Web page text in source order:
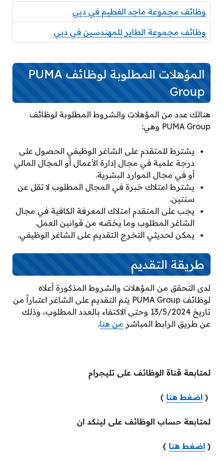
وظائف مجموعة ماجد الفطيم في دبي
وظائف مجموعة الطاير للمهندسين في دبي
المؤهلات المطلوبة لوظائف PUMA
Group
هنالك عدد من المؤهلات والشروط المطلوبة لوظائف
PUMA Group وهي:
يشترط للمتقدم على الشاغر الوظيفي الحصول على
درجة علمية في مجال إدارة الأعمال أو المجال المالي
أو في مجال الموارد البشرية.
يشترط امتلاك خبرة في المجال المطلوب لا تقل عن
سنتين.
يجب على المتقدم امتلاك المعرفة الكافية في مجال
الشاغر المطلوب وما يخصّه من قوانين العمل.
يمكن لحديثي التخرج التقديم على الشاغر الوظيفي.
طريقة التقديم
لدى التحقق من المؤهلات والشروط المذكورة أعلاه
لوظائف PUMA Group يتم التقديم على الشاغر اعتباراً من
تاريخ 13/5/2024 وحتى الاكتفاء بالعدد المطلوب، وذلك
عن طريق الرابط المباشر من هنا.
لمتابعة قناة الوظائف على تليجرام
( اضغط هنا )
لمتابعة حساب الوظائف على لينكد ان
( اضغط هنا )